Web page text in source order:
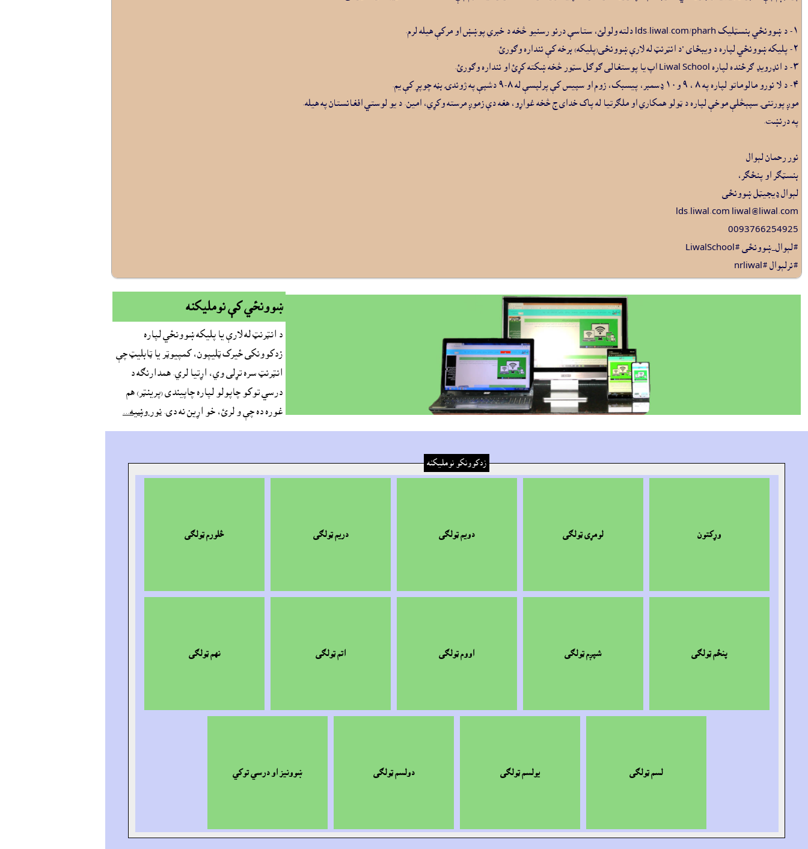
١- د ښوونځي بنسټليک lds.liwal.com/pharh دلته ولولئ، ستاسې درنو رسنيو څخه د خبري پوښښ او مرکې هيله لرم.
٢- پليکه ښوونځي لپاره د ويبځاى "د انټرنټ له لارې ښوونځى(پليکه) برخه کې ننداره وګورئ.
٣- د انډرويډ ګرځنده لپاره Liwal School اپ يا پوستغالى ګوګل سټور څخه ښکته کړئ او ننداره وګورئ.
٤- د لا نورو مالوماتو لپاره په ٨ ، ٩ و١٠ ډسمبر، پيسبک، زوم او سپيس کې پرلپسې له ٨-٩ دشپې په ژوندۍ بڼه چوپړ کې يم.
موږ پورتنۍ سپېڅلې موخې لپاره د ټولو همکاري او ملګرتيا له پاک خداى ج څخه غواړو، هغه دې زموږ مرسته وکړي، امين. د يو لوستي افغانستان په هيله.
په درنښت.
نور رحمان لېوال
بنسټګر او پنځګر،
لېوال ډيجيټل ښوونځى
lds.liwal.com liwal@liwal.com
0093766254925
#لېوال_ښوونځى #LiwalSchool
#نرلېوال #nrliwal
ښوونځي کې نومليکنه
د انټرنټ له لارې يا پليکه ښوونځي لپاره
زدکوونکى ځيرک ټليپون، کمپيوټر يا ټابليټ چې
انټرنټ سره تړلى وي، اړتيا لري. همدارنګه د
درسي توکو چاپولو لپاره چاپيندى (پرينټر) هم
غوره ده چې و لرئ، خو اړين نه دى.نور وښيه...
زدکوونکو نومليکنه
وړکتون لومړى ټولګى دويم ټولګى دريم ټولګى څلورم ټولګى
پنځم ټولګى شپږم ټولګى اووم ټولګى اتم ټولګى نهم ټولګى
لسم ټولګى يولسم ټولګى دولسم ټولګى ښوونيز او درسي توکي